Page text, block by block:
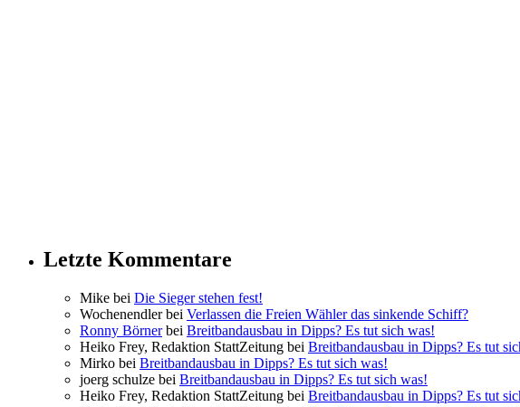
Letzte Kommentare
Mike bei Die Sieger stehen fest!
Wochenendler bei Verlassen die Freien Wähler das sinkende Schiff?
Ronny Börnerbei Breitbandausbau in Dipps? Es tut sich was!
Heiko Frey, Redaktion StattZeitung bei Breitbandausbau in Dipps? Es tut
Mirko bei Breitbandausbau in Dipps? Es tut sich was!
joerg schulze bei Breitbandausbau in Dipps? Es tut sich was!
Heiko Frey, Redaktion StattZeitung bei Breitbandausbau in Dipps? Es tut